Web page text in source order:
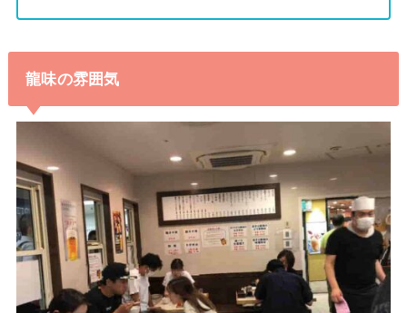
龍味の雰囲気